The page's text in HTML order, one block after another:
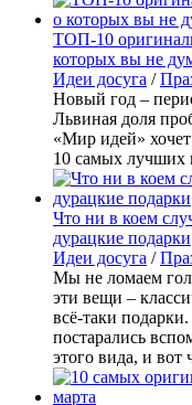
ТОП-10
которых вы не
Идеи досуга /
Новый год –
Львиная доля
«Мир идей»
10 самых лучших
Что ни в коем
дурацкие подарки
Идеи досуга /
Мы не ломаем
эти вещи –
всё-таки
постарались
этого вида, и вот